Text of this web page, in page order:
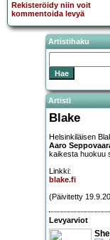
Rekisteröidy niin voit
kommentoida levyä
Artistihaku
Artisti
Blake
Helsinkiläisen
Aaro
kaikesta huokuu
Linkki:
blake.fi
(Päivitetty
Levyarviot